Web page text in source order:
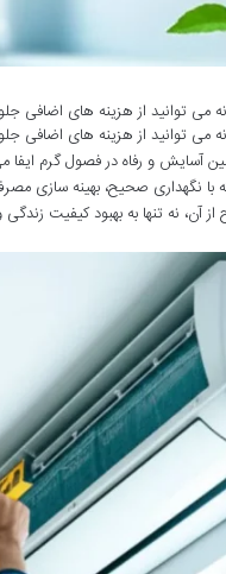
توانید از هزینه های اضافی
توانید از هزینه های اضافی
آسایش و رفاه در فصول گرم ایفا
با نگهداری صحیح، بهینه
نه تنها به بهبود کیفیت